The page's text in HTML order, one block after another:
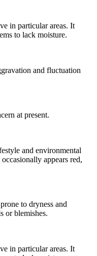
in particular areas. It
to lack moisture.
and fluctuation
at present.
and environmental
appears red,
to dryness and
or blemishes.
in particular areas. It